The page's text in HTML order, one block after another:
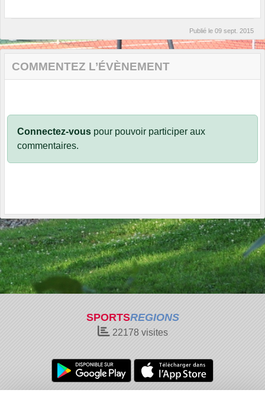
Publié le 09 sept. 2015
COMMENTEZ L’ÉVÈNEMENT
Connectez-vous pour pouvoir participer aux
commentaires.
SPORTSREGIONS
22178visites